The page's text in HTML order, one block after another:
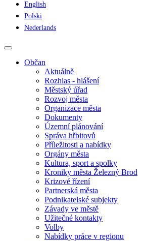
English
Polski
Nederlands
Občan
Aktuálně
Rozhlas - hlášení
Městský úřad
Rozvoj města
Organizace města
Dokumenty
Územní plánování
Správa hřbitovů
Příležitosti a nabídky
Orgány města
Kultura, sport a spolky
Kroniky města Železný Brod
Krizové řízení
Partnerská města
Podnikatelské subjekty
Závady ve městě
Užitečné kontakty
Volby
Nabídky práce v regionu